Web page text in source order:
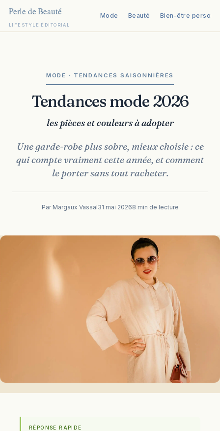
LIFESTYLE ÉDITORIAL
Mode Beauté Bien-être
MODE · TENDANCES SAISONNIÈRES
Tendances mode 2026
les pièces et couleurs à adopter
Une garde-robe plus sobre, mieux choisie : ce
qui compte vraiment cette année, et comment
le porter sans tout racheter.
Par Margaux Vassal31 mai 20268 min de lecture
RÉPONSE RAPIDE